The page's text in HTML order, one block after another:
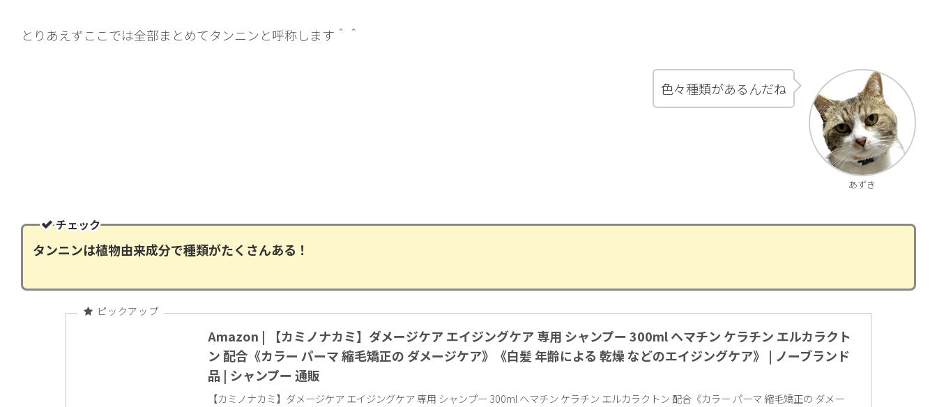
とりあえずここでは全部まとめてタンニンと呼称します＾＾
あずき
色々種類があるんだね
チェック
タンニンは植物由来成分で種類がたくさんある！
Amazon | 【カミノナカミ】ダメージケア エイジングケア 専用 シャンプー 300ml ヘマチン ケラチン エルカラクト
ン 配合《カラー パーマ 縮毛矯正の ダメージケア》《白髪 年齢による 乾燥 などのエイジングケア》 | ノーブランド
品 | シャンプー 通販
【カミノナカミ】ダメージケア エイジングケア 専用 シャンプー 300ml ヘマチン ケラチン エルカラクトン 配合《カラー パーマ 縮毛矯正の ダメー